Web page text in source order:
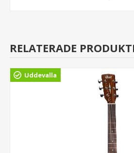
RELATERADE
Uddevalla